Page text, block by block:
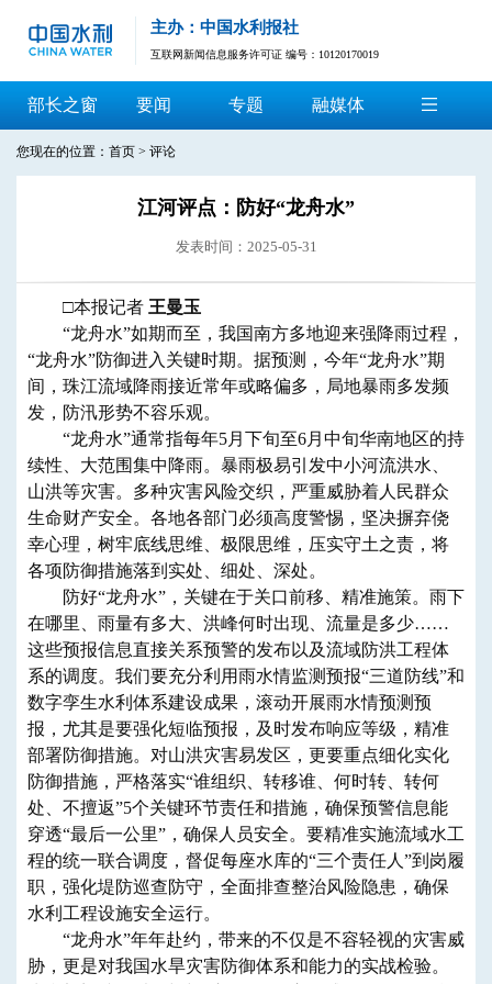
主办：中国水利报社
互联网新闻信息服务许可证 编号：10120170019
部长之窗 要闻 专题 融媒体
您现在的位置： 首页 > 评论
江河评点：防好“龙舟水”
发表时间：2025-05-31
□本报记者 王曼玉
“龙舟水”如期而至，我国南方多地迎来强降雨过程，
“龙舟水”防御进入关键时期。据预测，今年“龙舟水”期
间，珠江流域降雨接近常年或略偏多，局地暴雨多发频
发，防汛形势不容乐观。
“龙舟水”通常指每年5月下旬至6月中旬华南地区的持
续性、大范围集中降雨。暴雨极易引发中小河流洪水、
山洪等灾害。多种灾害风险交织，严重威胁着人民群众
生命财产安全。各地各部门必须高度警惕，坚决摒弃侥
幸心理，树牢底线思维、极限思维，压实守土之责，将
各项防御措施落到实处、细处、深处。
防好“龙舟水”，关键在于关口前移、精准施策。雨下
在哪里、雨量有多大、洪峰何时出现、流量是多少……
这些预报信息直接关系预警的发布以及流域防洪工程体
系的调度。我们要充分利用雨水情监测预报“三道防线”和
数字孪生水利体系建设成果，滚动开展雨水情预测预
报，尤其是要强化短临预报，及时发布响应等级，精准
部署防御措施。对山洪灾害易发区，更要重点细化实化
防御措施，严格落实“谁组织、转移谁、何时转、转何
处、不擅返”5个关键环节责任和措施，确保预警信息能
穿透“最后一公里”，确保人员安全。要精准实施流域水工
程的统一联合调度，督促每座水库的“三个责任人”到岗履
职，强化堤防巡查防守，全面排查整治风险隐患，确保
水利工程设施安全运行。
“龙舟水”年年赴约，带来的不仅是不容轻视的灾害威
胁，更是对我国水旱灾害防御体系和能力的实战检验。